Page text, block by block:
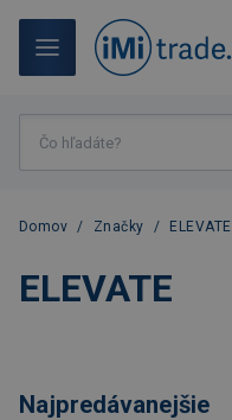
Domov / Značky / ELEVATE
ELEVATE
Najpredávanejšie